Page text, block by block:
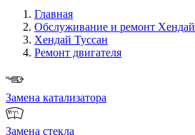
Главная
Обслуживание и ремонт Хендай
Хендай Туссан
Ремонт двигателя
Замена катализатора
Замена стекла